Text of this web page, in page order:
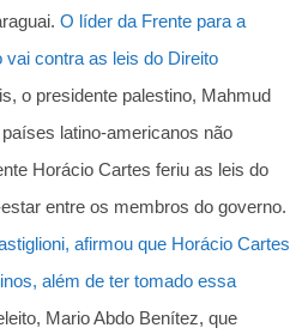
O líder da Frente para a
vai contra as leis do Direito
o presidente palestino, Mahmud
latino-americanos não
Horácio Cartes feriu as leis do
entre os membros do governo.
afirmou que Horácio Cartes
além de ter tomado essa
Mario Abdo Benítez, que